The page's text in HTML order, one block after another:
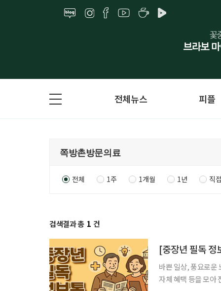
전체뉴스 피플
전체 1주 1개월 1년 직
검색결과 총 1 건
[중장년 필독 정
바쁜 일상, 풍요로운
자체 혜택 등을 모아 전달 드립니다. 서울시, 영등포쪽